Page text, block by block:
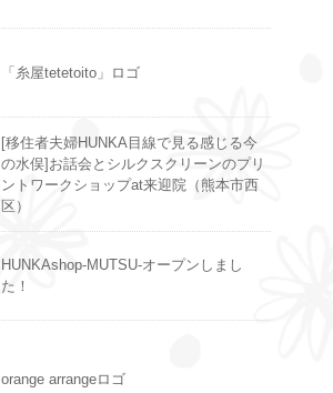
「糸屋tetetoito」ロゴ
[移住者夫婦HUNKA目線で見る感じる今
の水俣]お話会とシルクスクリーンのプリ
ントワークショップat来迎院（熊本市西
区）
HUNKAshop-MUTSU-オープンしまし
た！
orange arrangeロゴ